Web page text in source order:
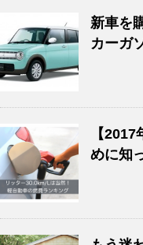
新車を
カーガ
【
めに知